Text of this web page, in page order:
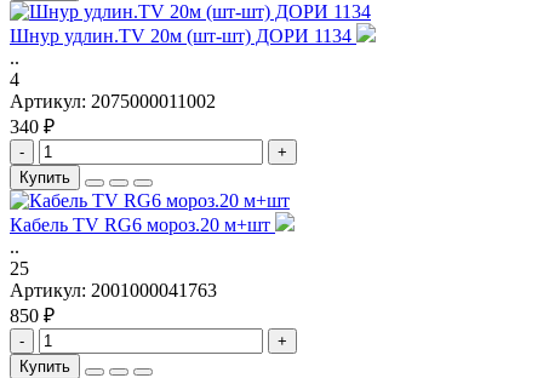
Шнур удлин.TV 20м (шт-шт) ДОРИ 1134
..
4
Артикул: 2075000011002
340 ₽
-
+
Купить
Кабель TV RG6 мороз.20 м+шт
..
25
Артикул: 2001000041763
850 ₽
-
+
Купить